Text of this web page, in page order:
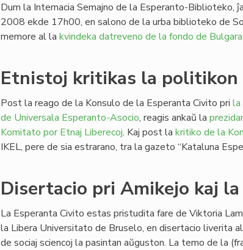
Dum la Internacia Semajno de la Esperanto-Biblioteko,
2008 ekde 17h00, en salono de la urba biblioteko de
memore al la kvindeka datreveno de la fondo de
Etnistoj kritikas la politikon
Post la reago de la Konsulo de la Esperanta Civito pri la
de Universala Esperanto-Asocio, reagis ankaŭ la
Komitato por Etnaj Liberecoj. Kaj post la kritiko de la
IKEL, pere de sia estrarano, tra la gazeto “Kataluna
Disertacio pri Amikejo kaj
La Esperanta Civito estas pristudita fare de Viktoria
la Libera Universitato de Bruselo, en disertacio liverita
de sociaj sciencoj la pasintan aŭguston. La temo de la